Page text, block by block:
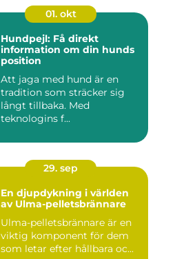
01. okt
Hundpejl: Få direkt
information om din hunds
position
Att jaga med hund är en
tradition som sträcker sig
långt tillbaka. Med
teknologins f...
29. sep
En djupdykning i världen
av Ulma-pelletsbrännare
Ulma-pelletsbrännare är en
viktig komponent för dem
som letar efter hållbara oc...